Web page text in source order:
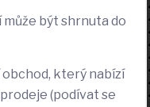
být shrnuta do
obchod, který nabízí
(podívat se